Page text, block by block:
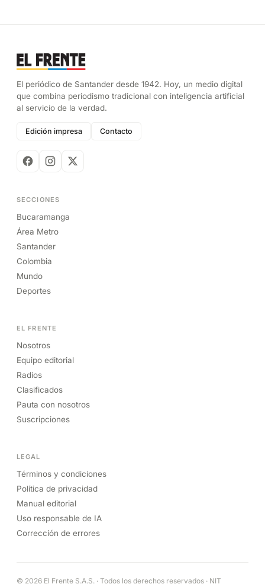
El periódico de Santander desde 1942. Hoy, un medio digital
que combina periodismo tradicional con inteligencia artificial
al servicio de la verdad.
Edición impresa Contacto
SECCIONES
Bucaramanga
Área Metro
Santander
Colombia
Mundo
Deportes
EL FRENTE
Nosotros
Equipo editorial
Radios
Clasificados
Pauta con nosotros
Suscripciones
LEGAL
Términos y condiciones
Política de privacidad
Manual editorial
Uso responsable de IA
Corrección de errores
© 2026 El Frente S.A.S. · Todos los derechos reservados · NIT